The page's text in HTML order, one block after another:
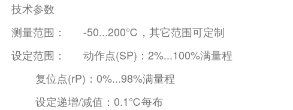
技术参数
测量范围：
-50...200℃，其它范围可定制
设定范围：
动作点(SP)：2%...100%满量程
复位点(rP)：0%...98%满量程
设定递增/减值：0.1℃每布